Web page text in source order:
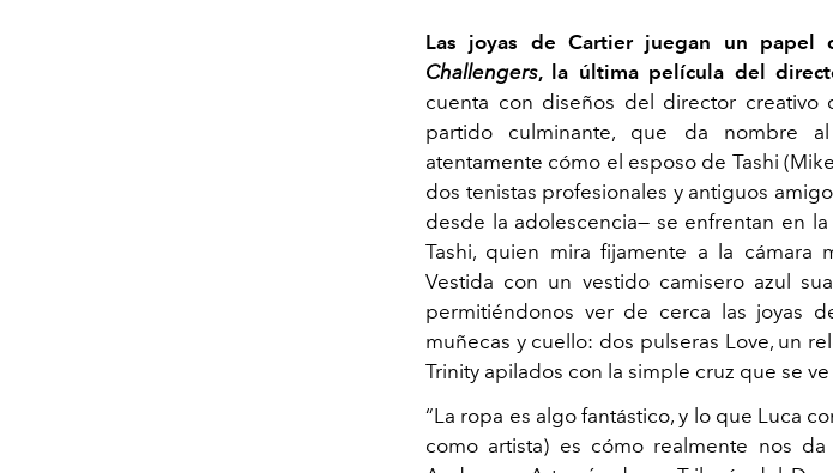
Las joyas de Cartier juegan un papel
Challengers, la última película del
cuenta con diseños del director creativo
partido culminante, que da nombre
atentamente cómo el esposo de Tashi
dos tenistas profesionales y antiguos
desde la adolescencia— se enfrentan en
Tashi, quien mira fijamente a la cámara
Vestida con un vestido camisero azul
permitiéndonos ver de cerca las joyas
muñecas y cuello: dos pulseras Love, un
Trinity apilados con la simple cruz que se ve
“La ropa es algo fantástico, y lo que Luca
como artista) es cómo realmente nos